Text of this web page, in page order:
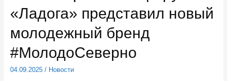
Карелии
собираются
продажу
«Ладога» представил новый
молодежный бренд
#МолодоСеверно
04.09.2025/ Новости